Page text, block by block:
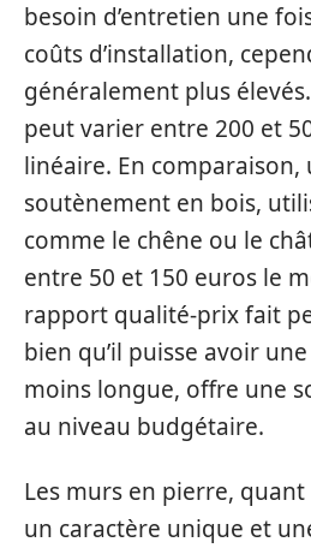
besoin d’entretien une
coûts d’installation,
généralement plus
peut varier entre 200 et
linéaire. En comparaison,
soutènement en bois,
comme le chêne ou le
entre 50 et 150 euros le
rapport qualité-prix fait
bien qu’il puisse avoir
moins longue, offre une
au niveau budgétaire.
Les murs en pierre,
un caractère unique et